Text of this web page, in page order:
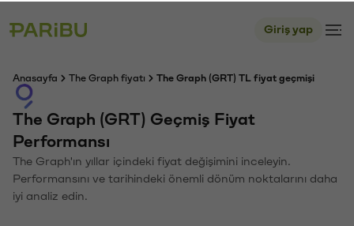
Giriş yap
Anasayfa The Graph fiyatı The Graph (GRT) TL fiyat geçmişi
The Graph (GRT) Geçmiş Fiyat
Performansı
The Graph'ın yıllar içindeki fiyat değişimini inceleyin.
Performansını ve tarihindeki önemli dönüm noktalarını daha
iyi analiz edin.